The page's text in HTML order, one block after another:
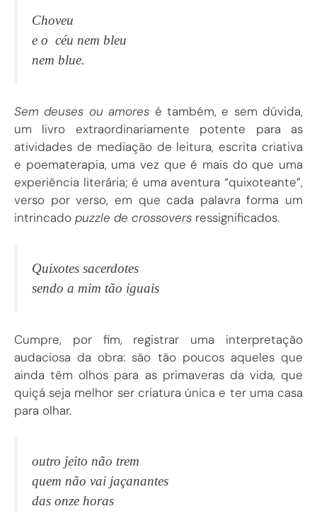
Choveu
e o céu nem bleu
nem blue.
Sem deuses ou amores é também, e sem dúvida,
um livro extraordinariamente potente para as
atividades de mediação de leitura, escrita criativa
e poematerapia, uma vez que é mais do que uma
experiência literária; é uma aventura “quixoteante”,
verso por verso, em que cada palavra forma um
intrincado puzzle de crossovers ressignificados.
Quixotes sacerdotes
sendo a mim tão iguais
Cumpre, por fim, registrar uma interpretação
audaciosa da obra: são tão poucos aqueles que
ainda têm olhos para as primaveras da vida, que
quiçá seja melhor ser criatura única e ter uma casa
para olhar.
outro jeito não trem
quem não vai jaçanantes
das onze horas